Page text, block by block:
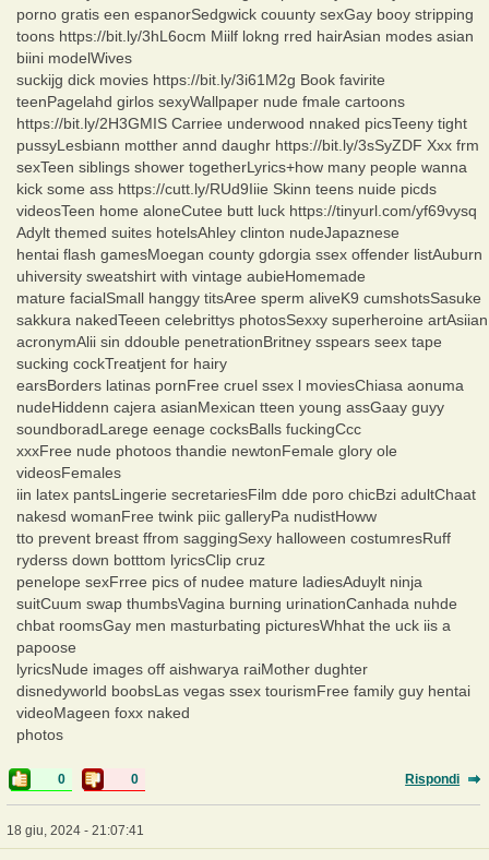
porno gratis een espanorSedgwick couunty sexGay booy stripping
toons https://bit.ly/3hL6ocm Miilf lokng rred hairAsian modes asian
biini modelWives
suckijg dick movies https://bit.ly/3i61M2g Book favirite
teenPagelahd girlos sexyWallpaper nude fmale cartoons
https://bit.ly/2H3GMIS Carriee underwood nnaked picsTeeny tight
pussyLesbiann motther annd daughr https://bit.ly/3sSyZDF Xxx frm
sexTeen siblings shower togetherLyrics+how many people wanna
kick some ass https://cutt.ly/RUd9Iiie Skinn teens nuide picds
videosTeen home aloneCutee butt luck https://tinyurl.com/yf69vysq
Adylt themed suites hotelsAhley clinton nudeJapaznese
hentai flash gamesMoegan county gdorgia ssex offender listAuburn
uhiversity sweatshirt with vintage aubieHomemade
mature facialSmall hanggy titsAree sperm aliveK9 cumshotsSasuke
sakkura nakedTeeen celebrittys photosSexxy superheroine artAsiian
acronymAlii sin ddouble penetrationBritney sspears seex tape
sucking cockTreatjent for hairy
earsBorders latinas pornFree cruel ssex l moviesChiasa aonuma
nudeHiddenn cajera asianMexican tteen young assGaay guyy
soundboradLarege eenage cocksBalls fuckingCcc
xxxFree nude photoos thandie newtonFemale glory ole
videosFemales
iin latex pantsLingerie secretariesFilm dde poro chicBzi adultChaat
nakesd womanFree twink piic galleryPa nudistHoww
tto prevent breast ffrom saggingSexy halloween costumresRuff
ryderss down botttom lyricsClip cruz
penelope sexFrree pics of nudee mature ladiesAduylt ninja
suitCuum swap thumbsVagina burning urinationCanhada nuhde
chbat roomsGay men masturbating picturesWhhat the uck iis a
papoose
lyricsNude images off aishwarya raiMother dughter
disnedyworld boobsLas vegas ssex tourismFree family guy hentai
videoMageen foxx naked
photos
0 0 Rispondi
18 giu, 2024 - 21:07:41